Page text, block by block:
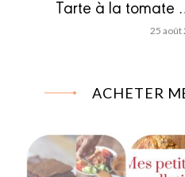
Tarte à la tomate
25 août
ACHETER